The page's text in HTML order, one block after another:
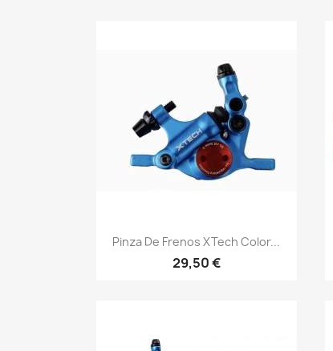
Vista rápida
Pinza De Frenos XTech Color...
29,50 €